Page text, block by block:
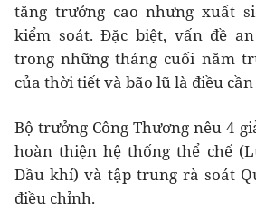
tăng trưởng cao nhưng xuất
kiểm soát. Đặc biệt, vấn đề
trong những tháng cuối năm
của thời tiết và bão lũ là điều
Bộ trưởng Công Thương nêu 4
hoàn thiện hệ thống thể chế
Dầu khí) và tập trung rà soát
điều chỉnh.